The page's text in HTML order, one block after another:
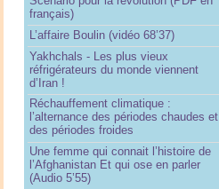
français)
L’affaire Boulin (vidéo 68’37)
Yakhchals - Les plus vieux
réfrigérateurs du monde viennent
d’Iran !
Réchauffement climatique :
l’alternance des périodes chaudes et
des périodes froides
Une femme qui connait l’histoire de
l’Afghanistan Et qui ose en parler
(Audio 5’55)